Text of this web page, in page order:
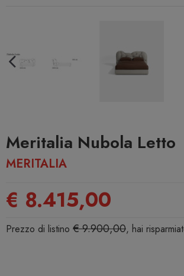
Meritalia Nubola Letto
MERITALIA
€ 8.415,00
Prezzo di listino € 9.900,00, hai